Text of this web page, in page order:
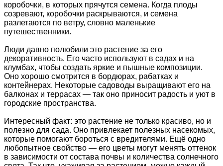
коробочки, в которых прячутся семена. Когда плоды
созревают, коробочки раскрываются, и семена
разлетаются по ветру, словно маленькие
путешественники.
Люди давно полюбили это растение за его
декоративность. Его часто используют в садах и на
клумбах, чтобы создать яркие и пышные композиции.
Оно хорошо смотрится в бордюрах, рабатках и
контейнерах. Некоторые садоводы выращивают его на
балконах и террасах — так оно приносит радость и уют в
городские пространства.
Интересный факт: это растение не только красиво, но и
полезно для сада. Оно привлекает полезных насекомых,
которые помогают бороться с вредителями. Ещё одно
любопытное свойство — его цветы могут менять оттенок
в зависимости от состава почвы и количества солнечного